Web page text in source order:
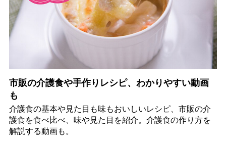
市販の介護食や手作りレシピ、わかりやすい動画
も
介護食の基本や見た目も味もおいしいレシピ、市販の介
護食を食べ比べ、味や見た目を紹介。介護食の作り方を
解説する動画も。